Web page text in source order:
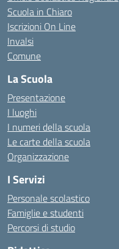
Scuola in Chiaro
Iscrizioni On Line
Invalsi
Comune
La Scuola
Presentazione
I luoghi
I numeri della scuola
Le carte della scuola
Organizzazione
I Servizi
Personale scolastico
Famiglie e studenti
Percorsi di studio